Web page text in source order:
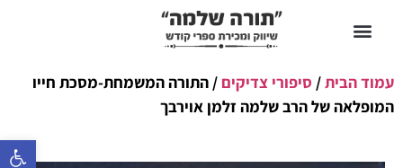
פתח סרגל
עמוד הבית/ סיפורי צדיקים / התורה המשמחת-מסכת חייו
המופלאה של הרב שלמה זלמן אוירבך